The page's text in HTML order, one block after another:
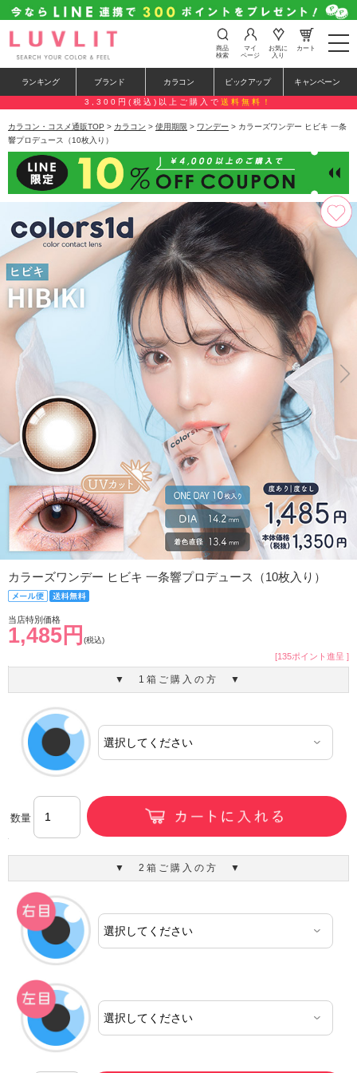
t
o
e
n
a
a
i
o
n
商品
検索
マイ
ページ
お気に
入り
カート
ランキング ブランド カラコン ピックアップ キャンペーン
3,300円(税込)以上ご購入で 送料無料！
カラコン・コスメ通販TOP > カラコン > 使用期限 > ワンデー > カラーズワンデー ヒビキ 一条
響プロデュース（10枚入り）
カラーズワンデー ヒビキ 一条響プロデュース（10枚入り）
当店特別価格
1,485円 (税込)
[135ポイント進呈 ]
▼ 1箱ご購入の方 ▼
数量
▼ 2箱ご購入の方 ▼